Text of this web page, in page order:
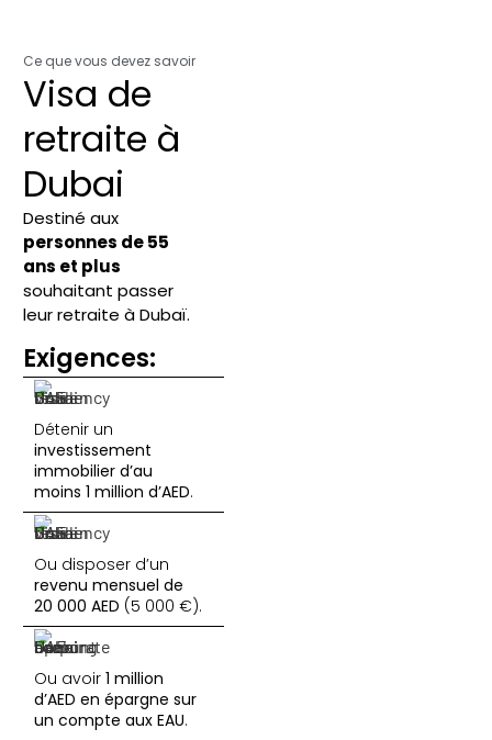
Ce que vous devez savoir
Visa de
retraite à
Dubai
Destiné aux
personnes de 55
ans et plus
souhaitant passer
leur retraite à Dubaï.
Exigences:
Détenir un
investissement
immobilier d’au
moins 1 million d’AED.
Ou disposer d’un
revenu mensuel de
20 000 AED (5 000 €).
Ou avoir 1 million
d’AED en épargne sur
un compte aux EAU.